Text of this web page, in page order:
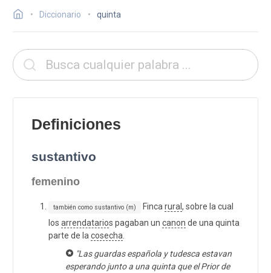
Diccionario quinta
Definiciones
sustantivo
femenino
también como sustantivo (m) Finca rural , sobre la cual
los arrendatarios pagaban un canon de una quinta
parte de la cosecha
"Las guardas española y tudesca estavan
esperando junto a una quinta que el Prior de